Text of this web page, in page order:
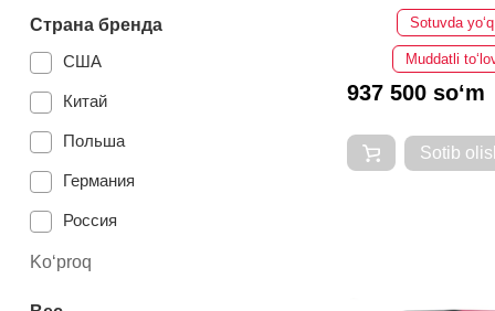
желтый
светло-синий
оранжевая
синий
оранжевый
Страна бренда
США
Китай
Польша
Германия
Россия
Россия
Ko‘proq
EH26/3.0-PRO-BL
Sotuvda yo‘q
Muddatli
937 500 so‘m
Sotib